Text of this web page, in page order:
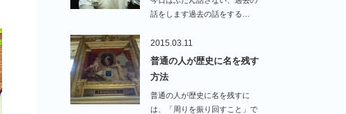
話をします過去の話をする…
2015.03.11
普通の人が歴史に名を残す
方法
普通の人が歴史に名を残すに
は、「周りを振り回すこと」で